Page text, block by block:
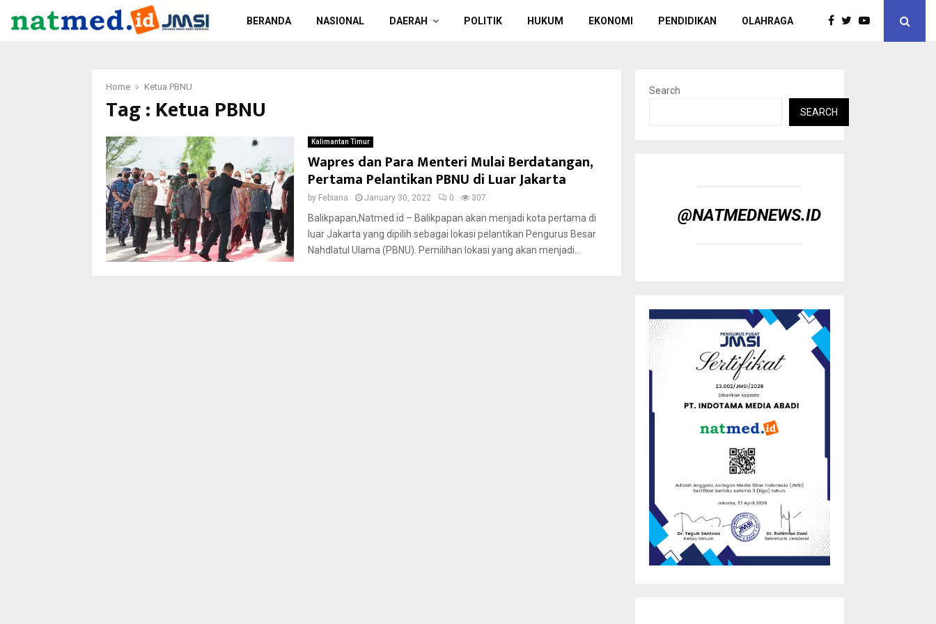
BERANDA NASIONAL DAERAH POLITIK HUKUM EKONOMI PENDIDIKAN OLAHRAGA
Home Ketua PBNU
Tag : Ketua PBNU
Kalimantan Timur
Wapres dan Para Menteri Mulai Berdatangan,
Pertama Pelantikan PBNU di Luar Jakarta
by Febiana January 30, 2022 0 307
Balikpapan,Natmed.id – Balikpapan akan menjadi kota pertama di
luar Jakarta yang dipilih sebagai lokasi pelantikan Pengurus Besar
Nahdlatul Ulama (PBNU). Pemilihan lokasi yang akan menjadi...
Search
SEARCH
@NATMEDNEWS.ID